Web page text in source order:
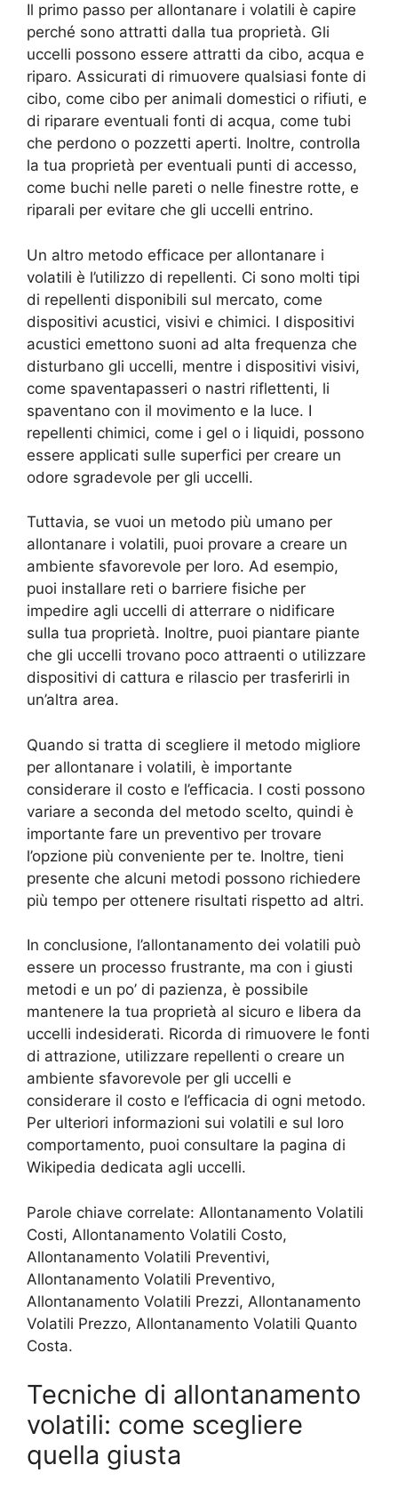
Il primo passo per allontanare i volatili è capire
perché sono attratti dalla tua proprietà. Gli
uccelli possono essere attratti da cibo, acqua e
riparo. Assicurati di rimuovere qualsiasi fonte di
cibo, come cibo per animali domestici o rifiuti, e
di riparare eventuali fonti di acqua, come tubi
che perdono o pozzetti aperti. Inoltre, controlla
la tua proprietà per eventuali punti di accesso,
come buchi nelle pareti o nelle finestre rotte, e
riparali per evitare che gli uccelli entrino.
Un altro metodo efficace per allontanare i
volatili è l’utilizzo di repellenti. Ci sono molti tipi
di repellenti disponibili sul mercato, come
dispositivi acustici, visivi e chimici. I dispositivi
acustici emettono suoni ad alta frequenza che
disturbano gli uccelli, mentre i dispositivi visivi,
come spaventapasseri o nastri riflettenti, li
spaventano con il movimento e la luce. I
repellenti chimici, come i gel o i liquidi, possono
essere applicati sulle superfici per creare un
odore sgradevole per gli uccelli.
Tuttavia, se vuoi un metodo più umano per
allontanare i volatili, puoi provare a creare un
ambiente sfavorevole per loro. Ad esempio,
puoi installare reti o barriere fisiche per
impedire agli uccelli di atterrare o nidificare
sulla tua proprietà. Inoltre, puoi piantare piante
che gli uccelli trovano poco attraenti o utilizzare
dispositivi di cattura e rilascio per trasferirli in
un’altra area.
Quando si tratta di scegliere il metodo migliore
per allontanare i volatili, è importante
considerare il costo e l’efficacia. I costi possono
variare a seconda del metodo scelto, quindi è
importante fare un preventivo per trovare
l’opzione più conveniente per te. Inoltre, tieni
presente che alcuni metodi possono richiedere
più tempo per ottenere risultati rispetto ad altri.
In conclusione, l’allontanamento dei volatili può
essere un processo frustrante, ma con i giusti
metodi e un po’ di pazienza, è possibile
mantenere la tua proprietà al sicuro e libera da
uccelli indesiderati. Ricorda di rimuovere le fonti
di attrazione, utilizzare repellenti o creare un
ambiente sfavorevole per gli uccelli e
considerare il costo e l’efficacia di ogni metodo.
Per ulteriori informazioni sui volatili e sul loro
comportamento, puoi consultare la pagina di
Wikipedia dedicata agli uccelli.
Parole chiave correlate: Allontanamento Volatili
Costi, Allontanamento Volatili Costo,
Allontanamento Volatili Preventivi,
Allontanamento Volatili Preventivo,
Allontanamento Volatili Prezzi, Allontanamento
Volatili Prezzo, Allontanamento Volatili Quanto
Costa.
Tecniche di allontanamento
volatili: come scegliere
quella giusta